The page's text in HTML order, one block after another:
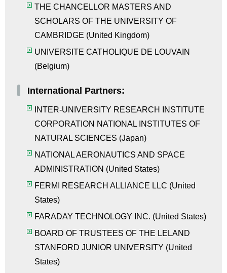
THE CHANCELLOR MASTERS AND
SCHOLARS OF THE UNIVERSITY OF
CAMBRIDGE (United Kingdom)
UNIVERSITE CATHOLIQUE DE LOUVAIN
(Belgium)
International Partners:
INTER-UNIVERSITY RESEARCH INSTITUTE
CORPORATION NATIONAL INSTITUTES OF
NATURAL SCIENCES (Japan)
NATIONAL AERONAUTICS AND SPACE
ADMINISTRATION (United States)
FERMI RESEARCH ALLIANCE LLC (United
States)
FARADAY TECHNOLOGY INC. (United States)
BOARD OF TRUSTEES OF THE LELAND
STANFORD JUNIOR UNIVERSITY (United
States)